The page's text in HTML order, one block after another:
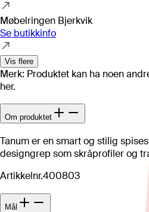
Møbelringen Bjerkvik
Se butikkinfo
Vis flere
Merk: Produktet kan ha noen
her.
Om produktet
Tanum er en smart og stilig
designgrep som skråprofiler og
Artikkelnr.400803
Mål